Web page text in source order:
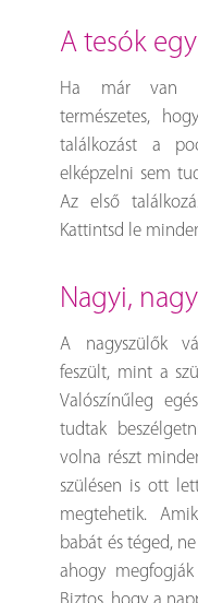
a tesók
Ha már van
természetes,
találkozást a
elképzelni sem
Az első
Kattintsd le
nagyi,
A nagyszülők
feszült, mint a
Valószínűleg
tudtak
volna részt
szülésen is ott
megtehetik.
babát és téged,
ahogy